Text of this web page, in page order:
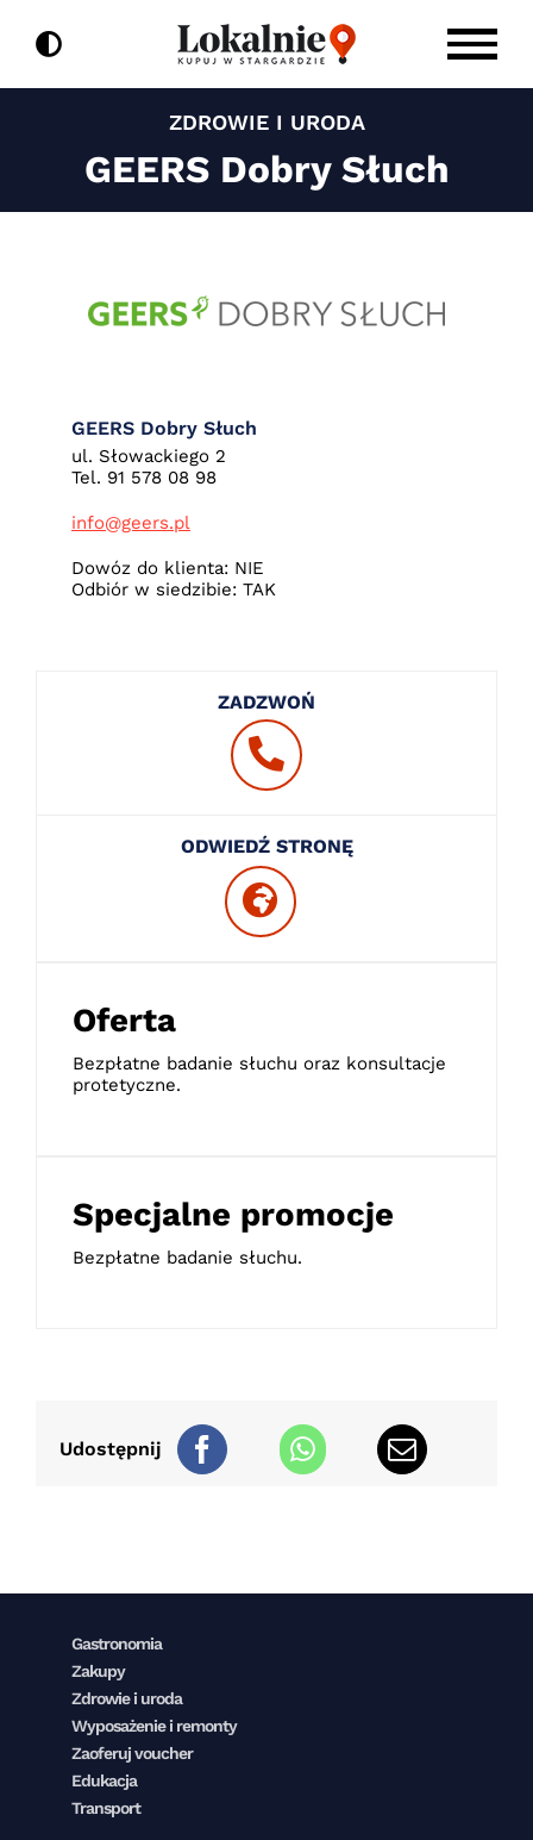
zawartości
ZDROWIE I URODA
GEERS Dobry Słuch
GEERS Dobry Słuch
ul. Słowackiego 2
Tel. 91 578 08 98
info@geers.pl
Dowóz do klienta: NIE
Odbiór w siedzibie: TAK
ZADZWOŃ
ODWIEDŹ STRONĘ
Oferta
Bezpłatne badanie słuchu oraz konsultacje
protetyczne.
Specjalne promocje
Bezpłatne badanie słuchu.
Udostępnij
Gastronomia
Zakupy
Zdrowie i uroda
Wyposażenie i remonty
Zaoferuj voucher
Edukacja
Transport